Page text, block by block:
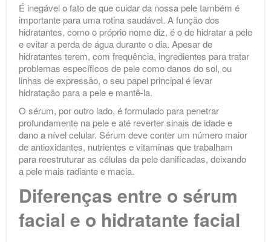
É inegável o fato de que cuidar da nossa pele também é
importante para uma rotina saudável. A função dos
hidratantes, como o próprio nome diz, é o de hidratar a pele
e evitar a perda de água durante o dia. Apesar de
hidratantes terem, com frequência, ingredientes para tratar
problemas específicos de pele como danos do sol, ou
linhas de expressão, o seu papel principal é levar
hidratação para a pele e mantê-la.
O sérum, por outro lado, é formulado para penetrar
profundamente na pele e até reverter sinais de idade e
dano a nível celular. Sérum deve conter um número maior
de antioxidantes, nutrientes e vitaminas que trabalham
para reestruturar as células da pele danificadas, deixando
a pele mais radiante e macia.
Diferenças entre o sérum
facial e o hidratante facial